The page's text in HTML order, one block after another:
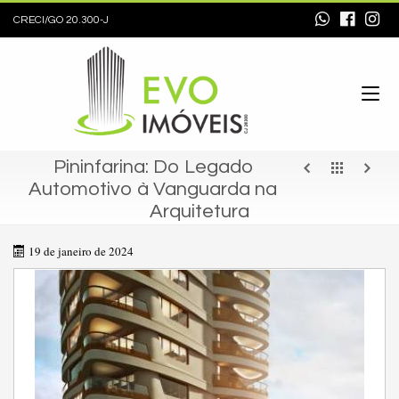
CRECI/GO 20.300-J
Pininfarina: Do Legado
Automotivo à Vanguarda na
Arquitetura
19 de janeiro de 2024